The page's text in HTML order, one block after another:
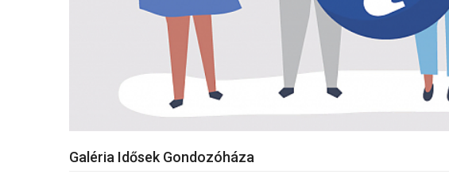
Galéria Idősek Gondozóháza